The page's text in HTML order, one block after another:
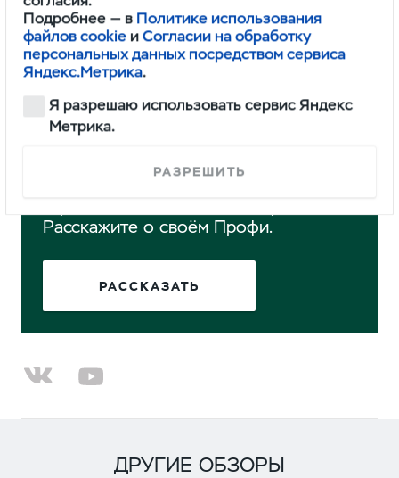
заказчика.
Автомобиль имеет 2,7-литровый бензиновый
коробку передач; привод — задний или полный.
Расскажите о своём Профи.
РАССКАЗАТЬ
ДРУГИЕ ОБЗОРЫ
Подробнее — в Политике использования
файлов cookie иСогласии на обработку
персональных данных посредством сервиса
Яндекс.Метрика.
Я разрешаю использовать сервис Яндекс
Метрика.
РАЗРЕШИТЬ